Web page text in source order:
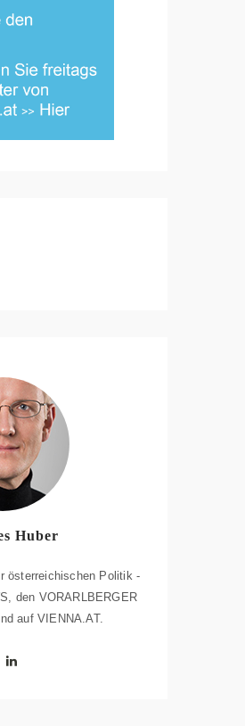
Huber
österreichischen Politik -
den VORARLBERGER
auf VIENNA.AT.